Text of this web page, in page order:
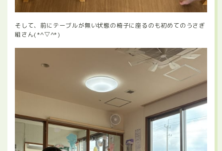
そして、前にテーブルが無い状態の椅子に座るのも初めてのうさぎ
組さん(*^▽^*)